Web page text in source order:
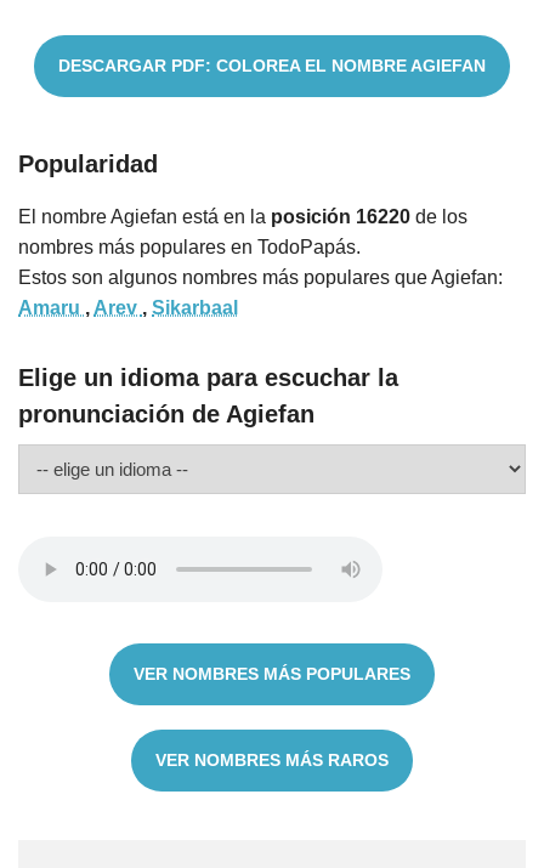
DESCARGAR PDF: COLOREA EL NOMBRE AGIEFAN
Popularidad
El nombre Agiefan está en la posición 16220 de los
nombres más populares en TodoPapás.
Estos son algunos nombres más populares que Agiefan:
Amaru , Arev , Sikarbaal
Elige un idioma para escuchar la
pronunciación de Agiefan
VER NOMBRES MÁS POPULARES
VER NOMBRES MÁS RAROS